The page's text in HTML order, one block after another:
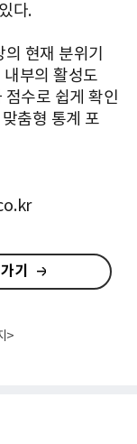
다.
현재 분위기
부의 활성도
수로 쉽게 확인
춤형 통계 포
기
>